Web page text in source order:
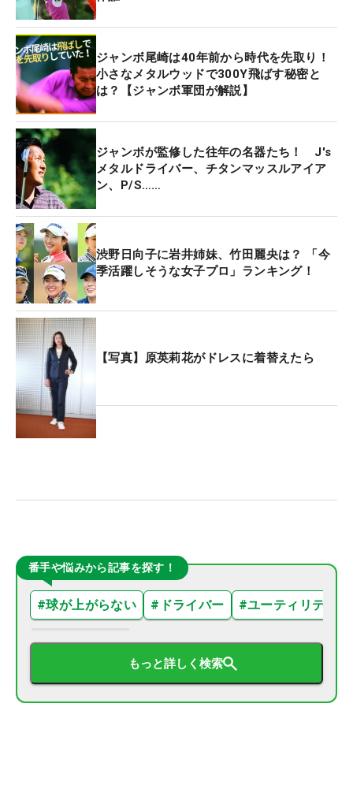
ジャンボ尾崎は40年前から時代を先取り！
小さなメタルウッドで300Y飛ばす秘密と
は？【ジャンボ軍団が解説】
ジャンボが監修した往年の名器たち！ J's
メタルドライバー、チタンマッスルアイア
ン、P/S……
渋野日向子に岩井姉妹、竹田麗央は？ 「今
季活躍しそうな女子プロ」ランキング！
【写真】原英莉花がドレスに着替えたら
番手や悩みから記事を探す！
#球が上がらない # ドライバー #ユーティリティ
もっと詳しく検索